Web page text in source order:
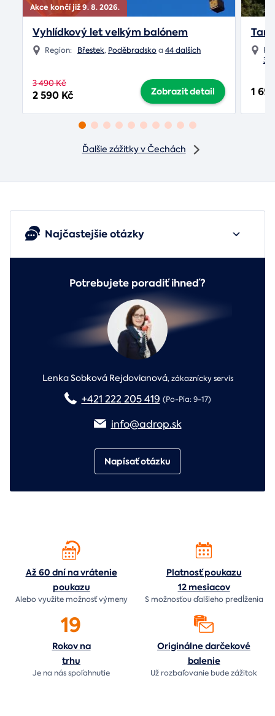
Akce končí již 9. 8. 2026.
Vyhlídkový let velkým balónem
Region: Břestek, Poděbradskoa 44 dalších
3 490 Kč
2 590 Kč Zobrazit detail
3
1
Ďalšie zážitky v Čechách
Najčastejšie otázky
Potrebujete poradiť ihneď?
Lenka Sobková Rejdovianová,zákaznícky servis
+421 222 205 419 (Po-Pia: 9-17)
info@adrop.sk
Napísať otázku
Až 60 dní na vrátenie
poukazu
Alebo využite možnosť výmeny
Platnosť poukazu
12 mesiacov
S možnosťou ďalšieho predĺženia
19
Rokov na
trhu
Je na násspoľahnutie
Originálne darčekové
balenie
Už rozbaľovanie budezážitok